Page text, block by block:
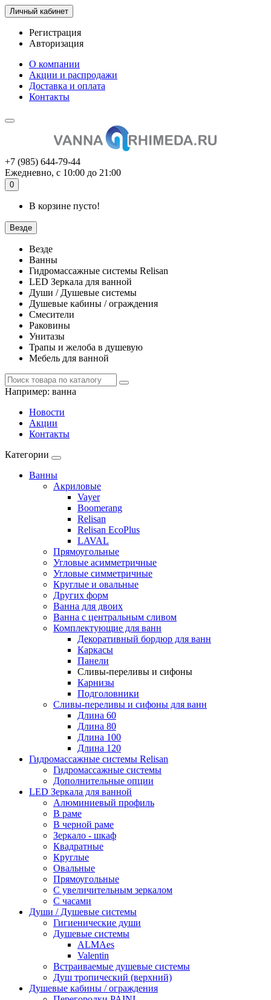
Личный кабинет
Регистрация
Авторизация
О компании
Акции и распродажи
Доставка и оплата
Контакты
+7 (985) 644-79-44
Ежедневно, с 10:00 до 21:00
0
В корзине пусто!
Везде
Везде
Ванны
Гидромассажные системы Relisan
LED Зеркала для ванной
Души / Душевые системы
Душевые кабины / ограждения
Смесители
Раковины
Унитазы
Трапы и желоба в душевую
Мебель для ванной
Например: ванна
Новости
Акции
Контакты
Категории
Ванны
Акриловые
Vayer
Boomerang
Relisan
Relisan EcoPlus
LAVAL
Прямоугольные
Угловые асимметричные
Угловые симметричные
Круглые и овальные
Других форм
Ванна для двоих
Ванна с центральным сливом
Комплектующие для ванн
Декоративный бордюр для ванн
Каркасы
Панели
Сливы-переливы и сифоны
Карнизы
Подголовники
Сливы-переливы и сифоны для ванн
Длина 60
Длина 80
Длина 100
Длина 120
Гидромассажные системы Relisan
Гидромассажные системы
Дополнительные опции
LED Зеркала для ванной
Алюминиевый профиль
В раме
В черной раме
Зеркало - шкаф
Квадратные
Круглые
Овальные
Прямоугольные
С увеличительным зеркалом
С часами
Души / Душевые системы
Гигиенические души
Душевые системы
ALMAes
Valentin
Встраиваемые душевые системы
Душ тропический (верхний)
Душевые кабины / ограждения